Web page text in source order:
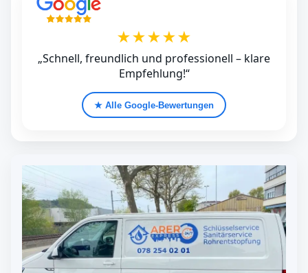
★★★★★
„Schnell, freundlich und professionell – klare
Empfehlung!“
★ Alle Google‑Bewertungen